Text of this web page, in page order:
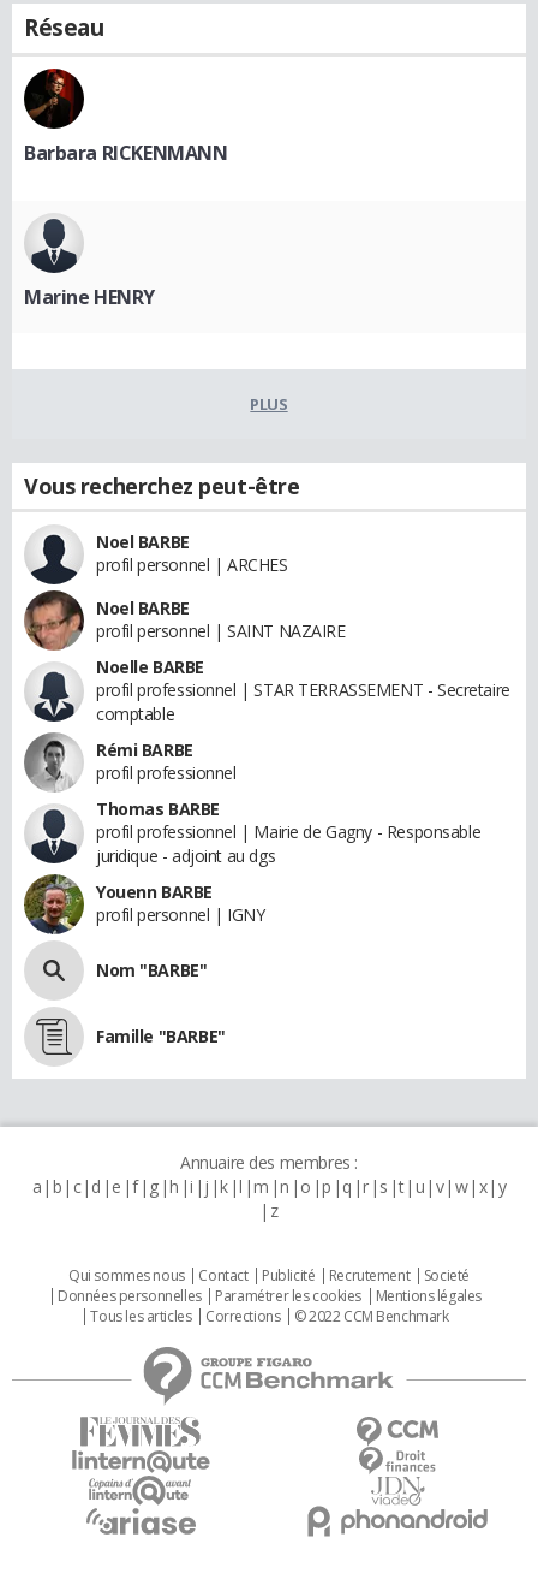
Réseau
Barbara RICKENMANN
Marine HENRY
PLUS
Vous recherchez peut-être
Noel BARBE
profil personnel | ARCHES
Noel BARBE
profil personnel | SAINT NAZAIRE
Noelle BARBE
profil professionnel | STAR TERRASSEMENT - Secretaire
comptable
Rémi BARBE
profil professionnel
Thomas BARBE
profil professionnel | Mairie de Gagny - Responsable
juridique - adjoint au dgs
Youenn BARBE
profil personnel | IGNY
Nom "BARBE"
Famille "BARBE"
Annuaire des membres :
a b c d e f g h i j k l m n o p q r s t u v w x y
z
Qui sommes nous Contact Publicité Recrutement
Societé
Données personnelles
Paramétrer les cookies
Mentions légales
Tous les articles
Corrections © 2022 CCM Benchmark